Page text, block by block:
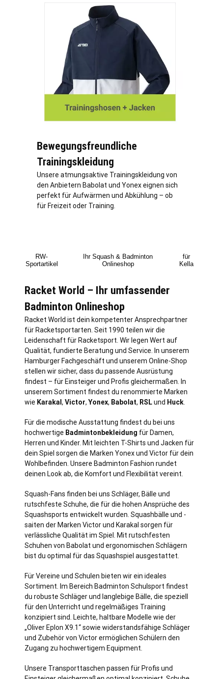
Bewegungsfreundliche
Trainingskleidung
Unsere atmungsaktive Trainingskleidung von
den Anbietern Babolat und Yonex eignen sich
perfekt für Aufwärmen und Abkühlung – ob
für Freizeit oder Training.
RW-
Sportartikel
Ihr Squash & Badminton
Onlineshop
für
Kella
Racket World – Ihr umfassender
Badminton Onlineshop
Racket World ist dein kompetenter Ansprechpartner
für Racketsportarten. Seit 1990 teilen wir die
Leidenschaft für Racketsport. Wir legen Wert auf
Qualität, fundierte Beratung und Service. In unserem
Hamburger Fachgeschäft und unserem Online-Shop
stellen wir sicher, dass du passende Ausrüstung
findest – für Einsteiger und Profis gleichermaßen. In
unserem Sortiment findest du renommierte Marken
wie Karakal , Victor, Yonex, Babolat, RSLund Huck
Für die modische Ausstattung findest du bei uns
hochwertige Badmintonbekleidung für Damen,
Herren und Kinder. Mit leichten T-Shirts und Jacken für
dein Spiel sorgen die Marken Yonex und Victor für dein
Wohlbefinden. Unsere Badminton Fashion rundet
deinen Look ab, die Komfort und Flexibilität vereint.
Squash-Fans finden bei uns Schläger, Bälle und
rutschfeste Schuhe, die für die hohen Ansprüche des
Squashsports entwickelt wurden. Squashbälle und -
saiten der Marken Victor und Karakal sorgen für
verlässliche Qualität im Spiel. Mit rutschfesten
Schuhen von Babolat und ergonomischen Schlägern
bist du optimal für das Squashspiel ausgestattet.
Für Vereine und Schulen bieten wir ein ideales
Sortiment. Im Bereich Badminton Schulsport findest
du robuste Schläger und langlebige Bälle, die speziell
für den Unterricht und regelmäßiges Training
konzipiert sind. Leichte, haltbare Modelle wie der
„Oliver Eplon X9.1“ sowie widerstandsfähige Schläger
und Zubehör von Victor ermöglichen Schülern den
Zugang zu hochwertigem Equipment.
Unsere Transporttaschen passen für Profis und